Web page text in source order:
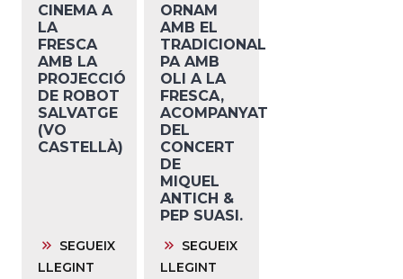
CINEMA A
LA
FRESCA
AMB LA
PROJECCIÓ
DE ROBOT
SALVATGE
(VO
CASTELLÀ)
SEGUEIX
LLEGINT
ORNAM
AMB EL
TRADICIONAL
PA AMB
OLI A LA
FRESCA,
ACOMPANYAT
DEL
CONCERT
DE
MIQUEL
ANTICH &
PEP SUASI.
SEGUEIX
LLEGINT